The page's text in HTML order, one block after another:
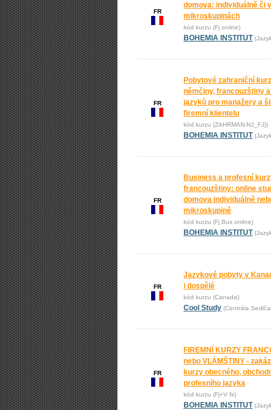
FR
domova: individuálně či v
mikroskupinách
kód kurzu (Fj online)
BOHEMIA INSTITUT
FR
Pobytové zahraniční
němčiny, francouzštiny
jazyků pro manažery a
firemní klientelu
kód kurzu (ZAHRMAN-NJ_FJ))
BOHEMIA INSTITUT
FR
Business a profesní
francouzštiny: online
domova individuálně
mikroskupině
kód kurzu (Fj Bus online)
BOHEMIA INSTITUT
FR
Jazykové pobyty v
i dospělé
kód kurzu (Canada)
Cool Study (Centrála
FR
FIREMNÍ KURZY
nebo VLÁMŠTINY -
kurzy obecného,
profesního jazyka
kód kurzu (Fj+V fir)
BOHEMIA INSTITUT